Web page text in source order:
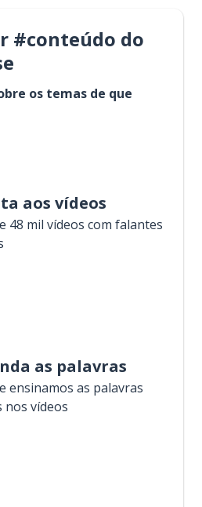
#conteúdo do
os temas de que
aos vídeos
48 mil vídeos com falantes
as palavras
ensinamos as palavras
nos vídeos